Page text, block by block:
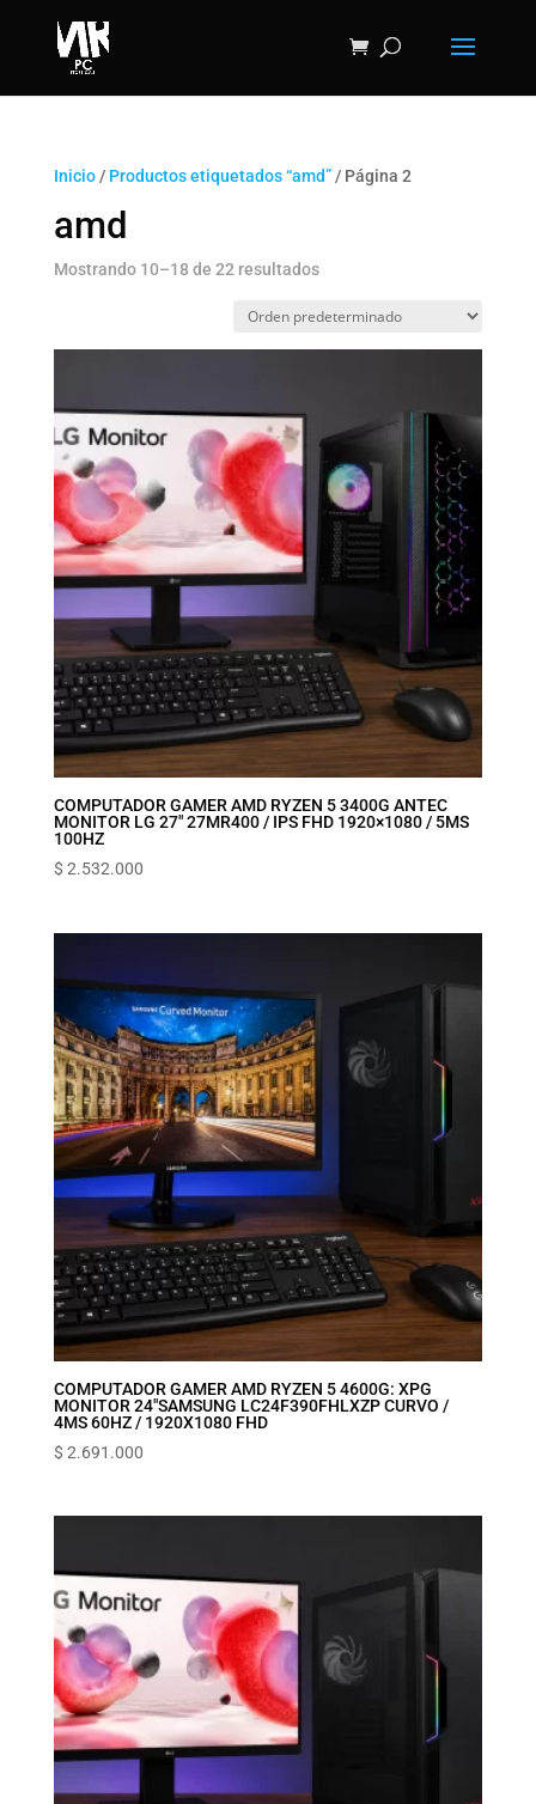
Inicio/ Productos etiquetados “amd”/ Página 2
amd
Mostrando 10–18 de 22 resultados
COMPUTADOR GAMER AMD RYZEN 5 3400G ANTEC
MONITOR LG 27″ 27MR400 / IPS FHD 1920×1080 / 5MS
100HZ
$ 2.532.000
COMPUTADOR GAMER AMD RYZEN 5 4600G: XPG
MONITOR 24″SAMSUNG LC24F390FHLXZP CURVO /
4MS 60HZ / 1920X1080 FHD
$ 2.691.000